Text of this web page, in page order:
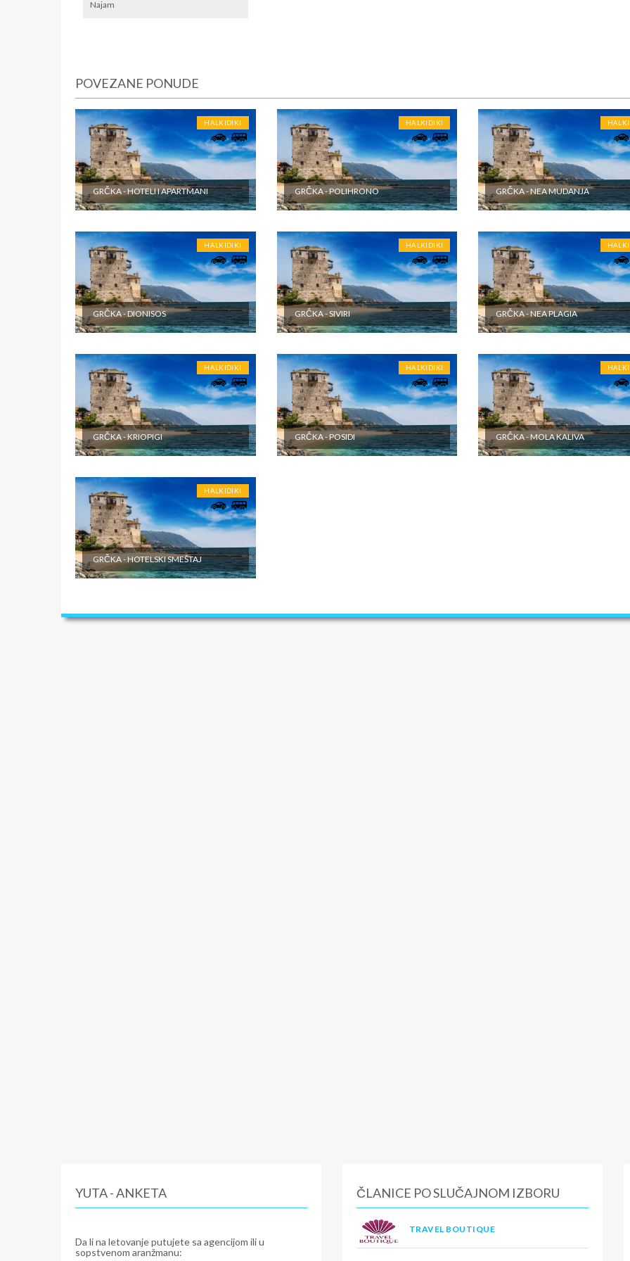
Najam
First minute
U CENU JE UKLJUČENO
- Prevoz turističkim autobusom (visokopodni ili dabldeker, audio i video
opremljenost, klima, wi-fi) ili sopstvenim prevozom do odabrane destinacije -
Smeštaj na bazi izabranog broja noćenja u izabranom objektu u
studijima/apartmanima; - Usluge predstavnika agencije organizatora putovanja
inopartnera tokom boravka; - Troškove organizacije i vođstva puta.
U CENU NIJE UKLJUČENO
- U cenu nije uračunata boravišna taksa. Cena je po smeštajnoj jedinici po danu i
plaća se na licu mesta - Međunarodno putno zdravstveno osiguranje; -
klima uređaja (cena na upit) - Individualne i ostale troškove putnika, kao i sve
usluge koje koristi putnik, a nisu pomenute programom putovanja, a naprave se
toku puta i u toku boravka u objektu.
POVEZANE PONUDE
HALKIDIKI
GRČKA - HOTELI I APARTMANI
HALKIDIKI
GRČKA - POLIHRONO GRČKA - NEA MUDANJA
HALKIDIKI
GRČKA - DIONISOS
HALKIDIKI
GRČKA - SIVIRI GRČKA - NEA PLAGIA
HALKIDIKI
GRČKA - KRIOPIGI
HALKIDIKI
GRČKA - POSIDI GRČKA - MOLA KALIVA
HALKIDIKI
GRČKA - HOTELSKI SMEŠTAJ
YUTA - ANKETA
Da li na letovanje putujete sa agencijom ili u
sopstvenom aranžmanu:
ČLANICE PO SLUČAJNOM IZBORU
TRAVEL BOUTIQUE